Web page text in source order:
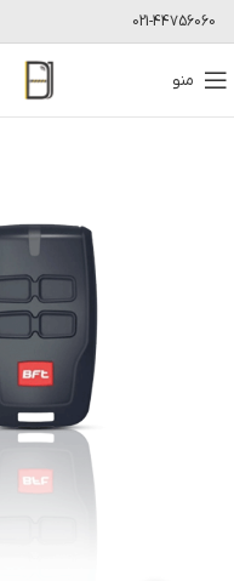
021-44756060
منو